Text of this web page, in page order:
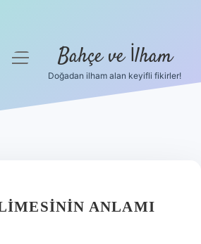
menüyü
Bahçe ve İlham
Doğadan ilham alan keyifli fikirler!
ANLAMI